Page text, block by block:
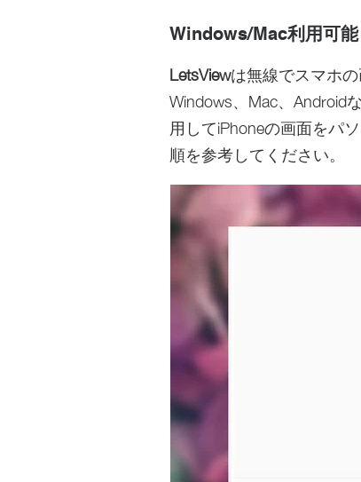
Windows/Mac利用可能
LetsViewは無線でスマホ
Windows、Mac、Android
用してiPhoneの画面をパ
順を参考してください。